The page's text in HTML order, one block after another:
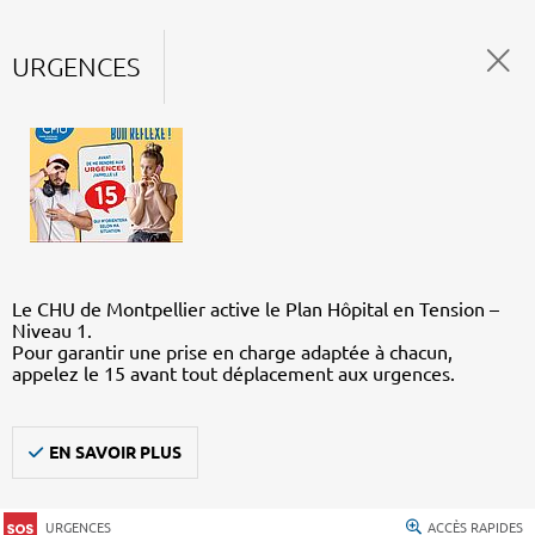
URGENCES
Le CHU de Montpellier active le Plan Hôpital en Tension –
Niveau 1.
Pour garantir une prise en charge adaptée à chacun,
appelez le 15 avant tout déplacement aux urgences.
EN SAVOIR PLUS
URGENCES ACCÈS RAPIDES